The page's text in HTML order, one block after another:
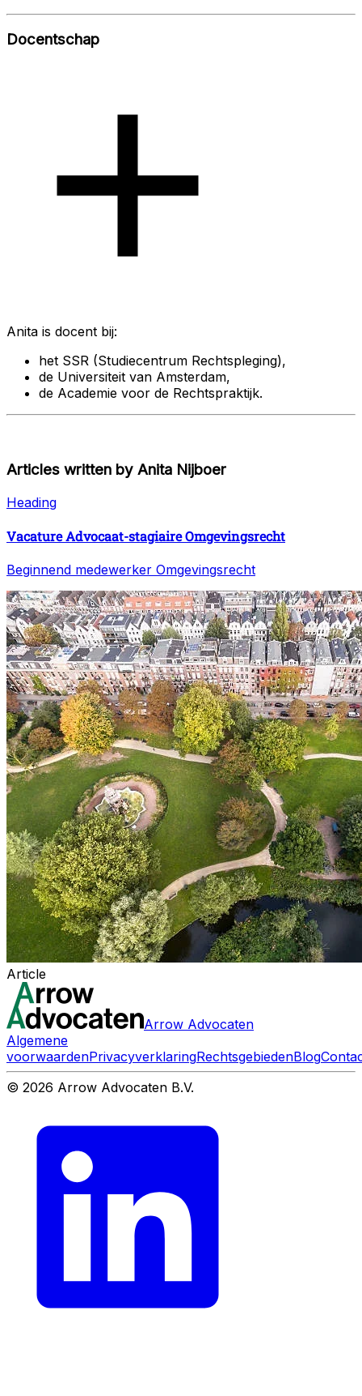
Docentschap
Anita is docent bij:
het SSR (Studiecentrum Rechtspleging),
de Universiteit van Amsterdam,
de Academie voor de Rechtspraktijk.
Articles written by Anita Nijboer
Heading
Vacature Advocaat-stagiaire Omgevingsrecht
Beginnend medewerker Omgevingsrecht
Article
Arrow Advocaten
Algemene
voorwaardenPrivacyverklaringRechtsgebiedenBlog
© 2026 Arrow Advocaten B.V.